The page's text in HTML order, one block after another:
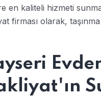
en kaliteli hizmeti
firması olarak,